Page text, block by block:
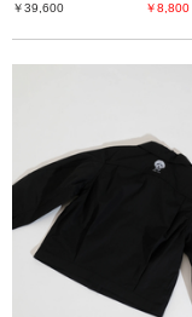
￥39,600
￥8,800